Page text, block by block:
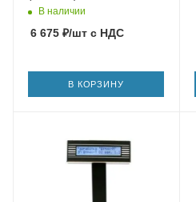
В наличии
6 675 ₽/шт с НДС
В КОРЗИНУ